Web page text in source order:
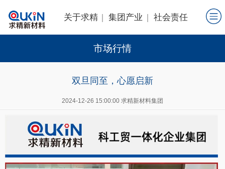
关于求精 集团产业 社会责任
市场行情
双旦同至，心愿启新
2024-12-26 15:00:00 求精新材料集团